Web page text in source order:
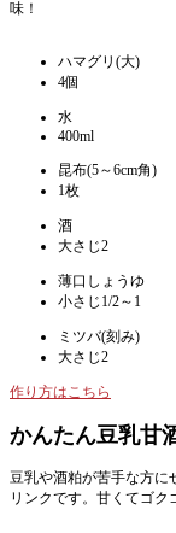
味！
ハマグリ(大)
4個
水
400ml
昆布(5～6cm角)
1枚
酒
大さじ2
薄口しょうゆ
小さじ1/2～1
ミツバ(刻み)
大さじ2
作り方はこちら
かんたん豆乳甘
豆乳や酒粕が苦手な方
リンクです。甘くてゴク